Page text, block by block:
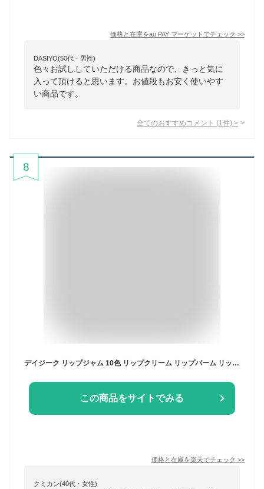
価格と在庫をau PAY マーケット でチェック >>
DASIYO(50代・男性)
色々お試ししていただける商品なので、きっと気に
入って頂けると思います。お値段もお安く使いやす
い商品です。
全てのおすすめコメント (1 件) >
8
デイジーク リップジャム 10色 リップクリーム リップバーム リップティント 潤い イエベ ブルベ 植物由来保湿剤 水分バリア スーパーベリー成分 果実エキス ボリューム ツヤ 栄養 AllDay果汁ロック 韓国製 Dasique 並行輸入品
この商品をサイトでみる
価格と在庫を楽天でチェック >>
クミカン(40代・女性)